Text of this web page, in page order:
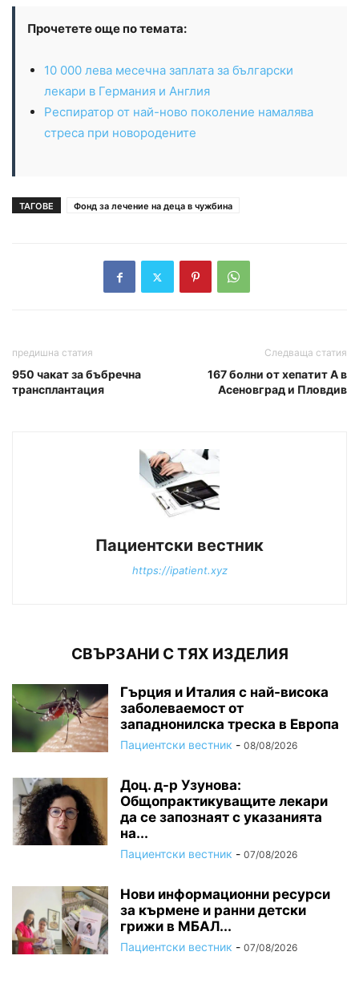
Прочетете още по темата:
10 000 лева месечна заплата за български
лекари в Германия и Англия
Респиратор от най-ново поколение намалява
стреса при новородените
ТАГОВЕ Фонд за лечение на деца в чужбина
предишна статия
950 чакат за бъбречна
трансплантация
Следваща статия
167 болни от хепатит А в
Асеновград и Пловдив
Пациентски вестник
https://ipatient.xyz
СВЪРЗАНИ С ТЯХ ИЗДЕЛИЯ
Гърция и Италия с най-висока
заболеваемост от
западнонилска треска в Европа
Пациентски вестник - 08/08/2026
Доц. д-р Узунова:
Общопрактикуващите лекари
да се запознаят с указанията
на...
Пациентски вестник - 07/08/2026
Нови информационни ресурси
за кърмене и ранни детски
грижи в МБАЛ...
Пациентски вестник - 07/08/2026